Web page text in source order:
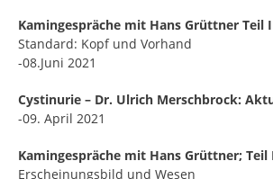
Kamingespräche mit Hans Grüttner Teil
Standard: Kopf und Vorhand
-08.Juni 2021
Cystinurie – Dr. Ulrich Merschbrock:
-09. April 2021
Kamingespräche mit Hans Grüttner; Teil
Erscheinungsbild und Wesen